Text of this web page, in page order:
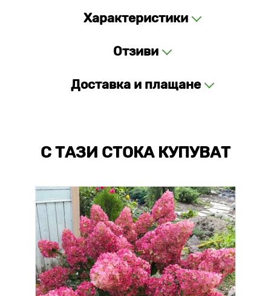
Характеристики
Отзиви
Доставка и плащане
С ТАЗИ СТОКА КУПУВАТ